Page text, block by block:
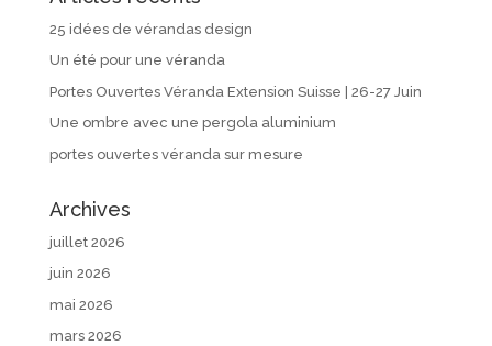
25 idées de vérandas design
Un été pour une véranda
Portes Ouvertes Véranda Extension Suisse | 26-27 Juin
Une ombre avec une pergola aluminium
portes ouvertes véranda sur mesure
Archives
juillet 2026
juin 2026
mai 2026
mars 2026